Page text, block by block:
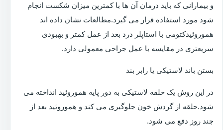
و بیمارانی که باید درمان آن ها با کمترین میزان شکست انجام
شود مورد استفاده قرار می گیرد.مطالعات نشان داده اند
هموروئیدکتومی با استاپلر درد بعد از عمل کمتر و بهبودی
سریعتری در مقایسه با عمل جراحی معمولی دارد.
بستن باند لاستیکی یا رابر بند
در این روش یک حلقه لاستیکی به دور پایه هموروئید انداخته می
شود.حلقه از گردش خون جلوگیری می کند و هموروئید بعد از
چند روز دفع می شود.